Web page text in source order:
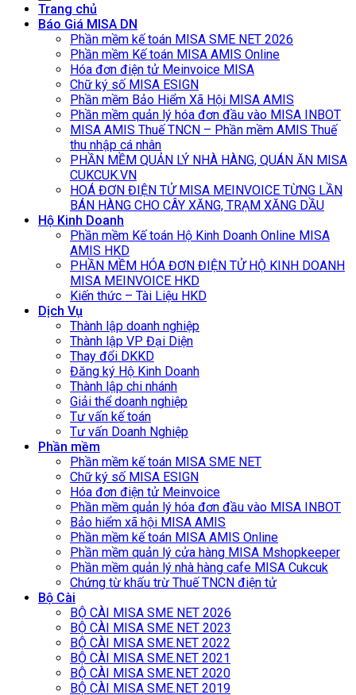
Trang chủ
Báo Giá MISA DN
Phần mềm kế toán MISA SME NET 2026
Phần mềm Kế toán MISA AMIS Online
Hóa đơn điện tử Meinvoice MISA
Chữ ký số MISA ESIGN
Phần mềm Bảo Hiểm Xã Hội MISA AMIS
Phần mềm quản lý hóa đơn đầu vào MISA INBOT
MISA AMIS Thuế TNCN – Phần mềm AMIS Thuế
thu nhập cá nhân
PHẦN MỀM QUẢN LÝ NHÀ HÀNG, QUÁN ĂN MISA
CUKCUK.VN
HOÁ ĐƠN ĐIỆN TỬ MISA MEINVOICE TỪNG LẦN
BÁN HÀNG CHO CÂY XĂNG, TRẠM XĂNG DẦU
Hộ Kinh Doanh
Phần mềm Kế toán Hộ Kinh Doanh Online MISA
AMIS HKD
PHẦN MỀM HÓA ĐƠN ĐIỆN TỬ HỘ KINH DOANH
MISA MEINVOICE HKD
Kiến thức – Tài Liệu HKD
Dịch Vụ
Thành lập doanh nghiệp
Thành lập VP Đại Diện
Thay đổi DKKD
Đăng ký Hộ Kinh Doanh
Thành lập chi nhánh
Giải thể doanh nghiệp
Tư vấn kế toán
Tư vấn Doanh Nghiệp
Phần mềm
Phần mềm kế toán MISA SME NET
Chữ ký số MISA ESIGN
Hóa đơn điện tử Meinvoice
Phần mềm quản lý hóa đơn đầu vào MISA INBOT
Bảo hiểm xã hội MISA AMIS
Phần mềm kế toán MISA AMIS Online
Phần mềm quản lý cửa hàng MISA Mshopkeeper
Phần mềm quản lý nhà hàng cafe MISA Cukcuk
Chứng từ khấu trừ Thuế TNCN điện tử
Bộ Cài
BỘ CÀI MISA SME NET 2026
BỘ CÀI MISA SME NET 2023
BỘ CÀI MISA SME.NET 2022
BỘ CÀI MISA SME.NET 2021
BỘ CÀI MISA SME.NET 2020
BỘ CÀI MISA SME.NET 2019